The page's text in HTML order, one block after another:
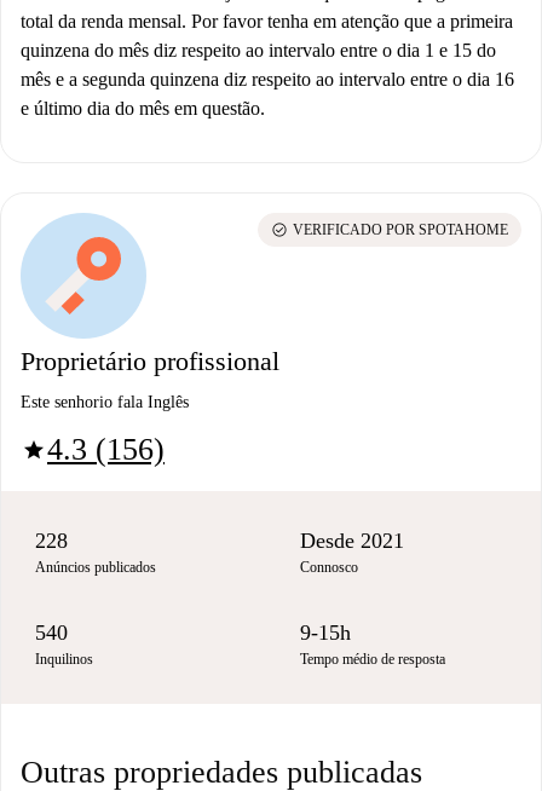
total da renda mensal. Por favor tenha em atenção que a primeira
quinzena do mês diz respeito ao intervalo entre o dia 1 e 15 do
mês e a segunda quinzena diz respeito ao intervalo entre o dia 16
e último dia do mês em questão.
Proprietário profissional
Este senhorio fala Inglês
star4.3 (156)
check_circle VERIFICADO POR SPOTAHOME
228
Anúncios publicados
Desde 2021
Connosco
540
Inquilinos
9-15h
Tempo médio de resposta
Outras propriedades publicadas